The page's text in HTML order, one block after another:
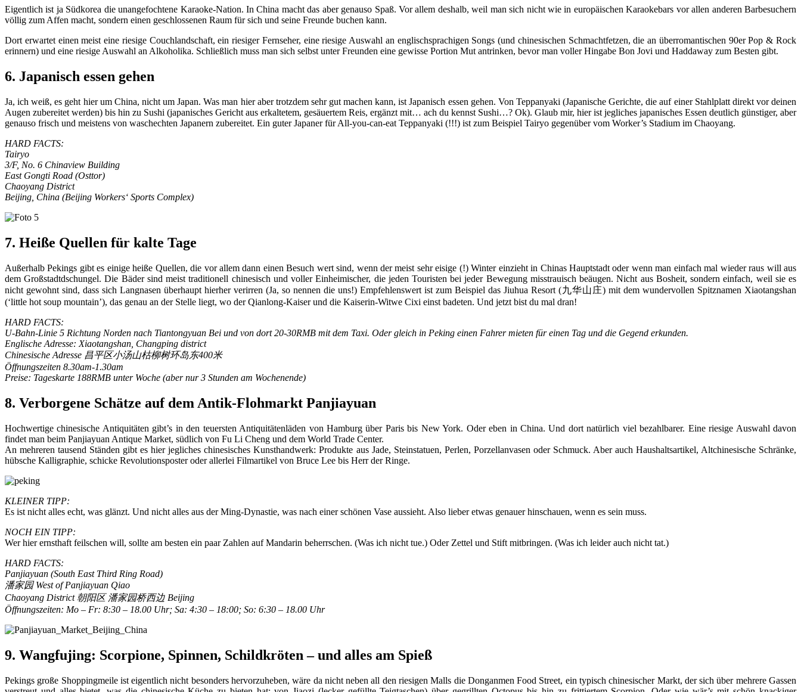
Eigentlich ist ja Südkorea die unangefochtene Karaoke-Nation. In China macht das aber genauso Spaß. Vor allem deshalb, weil man sich nicht wie in europäischen Karaokebars vor allen anderen Barbesuchern
völlig zum Affen macht, sondern einen geschlossenen Raum für sich und seine Freunde buchen kann.
Dort erwartet einen meist eine riesige Couchlandschaft, ein riesiger Fernseher, eine riesige Auswahl an englischsprachigen Songs (und chinesischen Schmachtfetzen, die an überromantischen 90er Pop & Rock
erinnern) und eine riesige Auswahl an Alkoholika. Schließlich muss man sich selbst unter Freunden eine gewisse Portion Mut antrinken, bevor man voller Hingabe Bon Jovi und Haddaway zum Besten gibt.
6. Japanisch essen gehen
Ja, ich weiß, es geht hier um China, nicht um Japan. Was man hier aber trotzdem sehr gut machen kann, ist Japanisch essen gehen. Von Teppanyaki (Japanische Gerichte, die auf einer Stahlplatt direkt vor deinen
Augen zubereitet werden) bis hin zu Sushi (japanisches Gericht aus erkaltetem, gesäuertem Reis, ergänzt mit… ach du kennst Sushi…? Ok). Glaub mir, hier ist jegliches japanisches Essen deutlich günstiger, aber
genauso frisch und meistens von waschechten Japanern zubereitet. Ein guter Japaner für All-you-can-eat Teppanyaki (!!!) ist zum Beispiel Tairyo gegenüber vom Worker’s Stadium im Chaoyang.
HARD FACTS:
Tairyo
3/F, No. 6 Chinaview Building
East Gongti Road (Osttor)
Chaoyang District
Beijing, China (Beijing Workers‘ Sports Complex)
7. Heiße Quellen für kalte Tage
Außerhalb Pekings gibt es einige heiße Quellen, die vor allem dann einen Besuch wert sind, wenn der meist sehr eisige (!) Winter einzieht in Chinas Hauptstadt oder wenn man einfach mal wieder raus will aus
dem Großstadtdschungel. Die Bäder sind meist traditionell chinesisch und voller Einheimischer, die jeden Touristen bei jeder Bewegung misstrauisch beäugen. Nicht aus Bosheit, sondern einfach, weil sie es
nicht gewohnt sind, dass sich Langnasen überhaupt hierher verirren (Ja, so nennen die uns!) Empfehlenswert ist zum Beispiel das Jiuhua Resort (九华山庄) mit dem wundervollen Spitznamen Xiaotangshan
(‘little hot soup mountain’), das genau an der Stelle liegt, wo der Qianlong-Kaiser und die Kaiserin-Witwe Cixi einst badeten. Und jetzt bist du mal dran!
HARD FACTS:
U-Bahn-Linie 5 Richtung Norden nach Tiantongyuan Bei und von dort 20-30RMB mit dem Taxi. Oder gleich in Peking einen Fahrer mieten für einen Tag und die Gegend erkunden.
Englische Adresse: Xiaotangshan, Changping district
Chinesische Adresse 昌平区小汤山枯柳树环岛东400米
Öffnungszeiten 8.30am-1.30am
Preise: Tageskarte 188RMB unter Woche (aber nur 3 Stunden am Wochenende)
8. Verborgene Schätze auf dem Antik-Flohmarkt Panjiayuan
Hochwertige chinesische Antiquitäten gibt’s in den teuersten Antiquitätenläden von Hamburg über Paris bis New York. Oder eben in China. Und dort natürlich viel bezahlbarer. Eine riesige Auswahl davon
findet man beim Panjiayuan Antique Market, südlich von Fu Li Cheng und dem World Trade Center.
An mehreren tausend Ständen gibt es hier jegliches chinesisches Kunsthandwerk: Produkte aus Jade, Steinstatuen, Perlen, Porzellanvasen oder Schmuck. Aber auch Haushaltsartikel, Altchinesische Schränke,
hübsche Kalligraphie, schicke Revolutionsposter oder allerlei Filmartikel von Bruce Lee bis Herr der Ringe.
KLEINER TIPP:
Es ist nicht alles echt, was glänzt. Und nicht alles aus der Ming-Dynastie, was nach einer schönen Vase aussieht. Also lieber etwas genauer hinschauen, wenn es sein muss.
NOCH EIN TIPP:
Wer hier ernsthaft feilschen will, sollte am besten ein paar Zahlen auf Mandarin beherrschen. (Was ich nicht tue.) Oder Zettel und Stift mitbringen. (Was ich leider auch nicht tat.)
HARD FACTS:
Panjiayuan (South East Third Ring Road)
潘家园 West of Panjiayuan Qiao
Chaoyang District 朝阳区 潘家园桥西边 Beijing
Öffnungszeiten: Mo – Fr: 8:30 – 18.00 Uhr; Sa: 4:30 – 18:00; So: 6:30 – 18.00 Uhr
9. Wangfujing: Scorpione, Spinnen, Schildkröten – und alles am Spieß
Pekings große Shoppingmeile ist eigentlich nicht besonders hervorzuheben, wäre da nicht neben all den riesigen Malls die Donganmen Food Street, ein typisch chinesischer Markt, der sich über mehrere Gassen